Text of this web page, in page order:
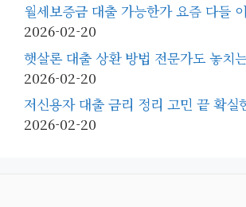
월세보증금 대출 가능한가 요즘 다들
2026-02-20
햇살론 대출 상환 방법 전문가도 놓치
2026-02-20
저신용자 대출 금리 정리 고민 끝 확실
2026-02-20